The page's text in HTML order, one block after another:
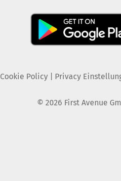
Cookie Policy| Privacy
© 2026 First Avenue